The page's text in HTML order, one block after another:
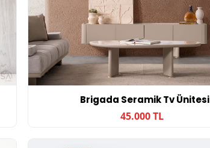
Brigada Seramik Tv Ünitesi
45.000 TL